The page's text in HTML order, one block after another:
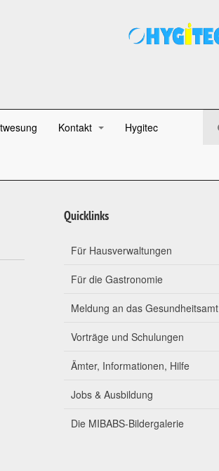
Kontakt Hygitec
Quicklinks
Für Hausverwaltungen
Für die Gastronomie
Meldung an das Gesundheitsamt
Vorträge und Schulungen
Ämter, Informationen, Hilfe
Jobs & Ausbildung
Die MIBABS-Bildergalerie